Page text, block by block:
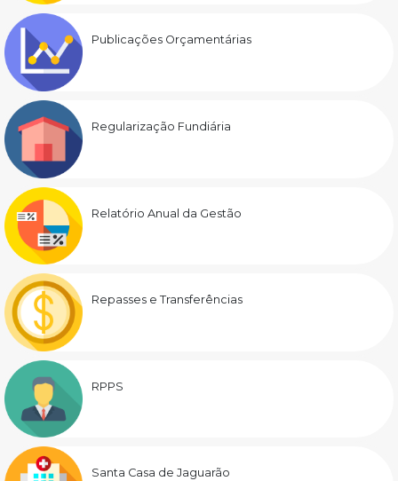
Publicações Orçamentárias
Regularização Fundiária
Relatório Anual da Gestão
Repasses e Transferências
RPPS
Santa Casa de Jaguarão